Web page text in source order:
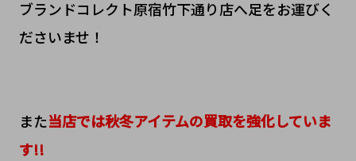
ブランドコレクト原宿竹下通り店へ足をお運びく
ださいませ！
また当店では秋冬アイテムの買取を強化していま
す!!